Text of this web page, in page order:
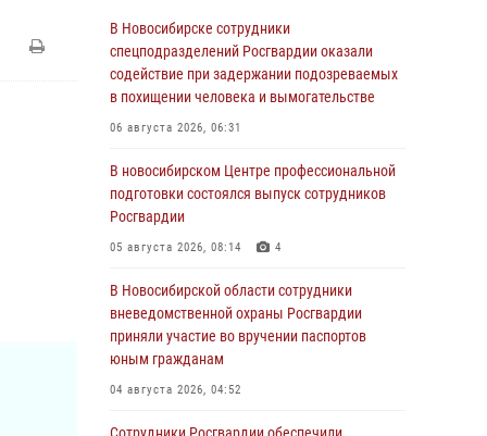
В Новосибирске сотрудники
спецподразделений Росгвардии оказали
содействие при задержании подозреваемых
в похищении человека и вымогательстве
06 августа 2026, 06:31
В новосибирском Центре профессиональной
подготовки состоялся выпуск сотрудников
Росгвардии
05 августа 2026, 08:14 4
В Новосибирской области сотрудники
вневедомственной охраны Росгвардии
приняли участие во вручении паспортов
юным гражданам
04 августа 2026, 04:52